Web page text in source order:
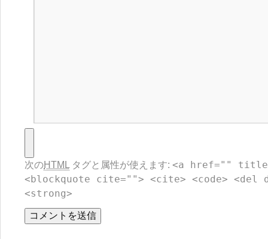
次のHTML タグと属性が使えます: <a href=""
<blockquote cite=""> <cite> <code> <del
<strong>